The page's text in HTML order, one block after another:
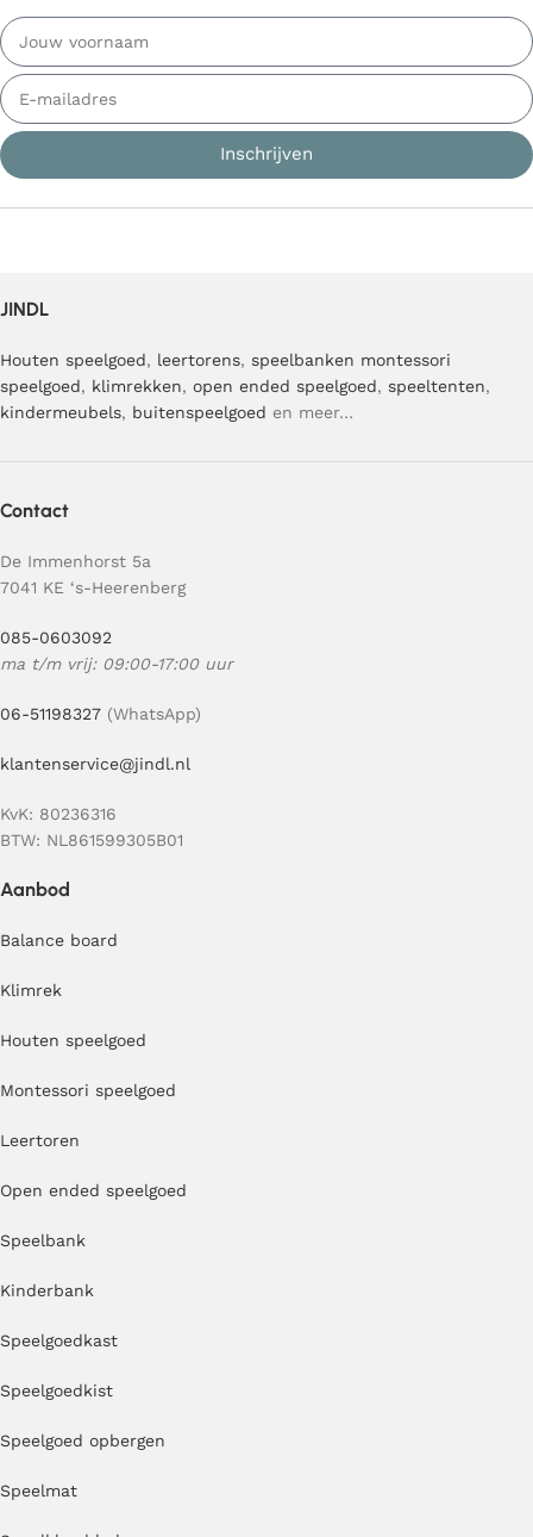
Inschrijven
JINDL
Houten speelgoed, leertorens, speelbanken montessori
speelgoed, klimrekken, open ended speelgoed, speeltenten,
kindermeubels, buitenspeelgoed en meer…
Contact
De Immenhorst 5a
7041 KE ‘s-Heerenberg
085-0603092
ma t/m vrij: 09:00-17:00 uur
06-51198327 (WhatsApp)
klantenservice@jindl.nl
KvK: 80236316
BTW: NL861599305B01
Aanbod
Balance board
Klimrek
Houten speelgoed
Montessori speelgoed
Leertoren
Open ended speelgoed
Speelbank
Kinderbank
Speelgoedkast
Speelgoedkist
Speelgoed opbergen
Speelmat